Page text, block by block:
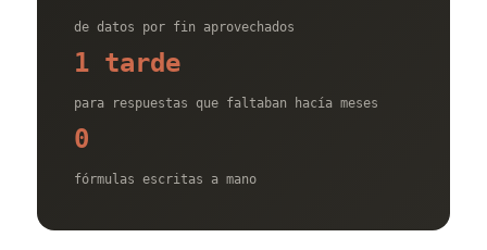
de datos por fin aprovechados
1 tarde
para respuestas que faltaban hacía meses
0
fórmulas escritas a mano